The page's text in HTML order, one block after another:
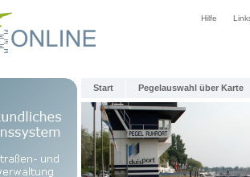
Hilfe
Start Pegelauswahl über Karte